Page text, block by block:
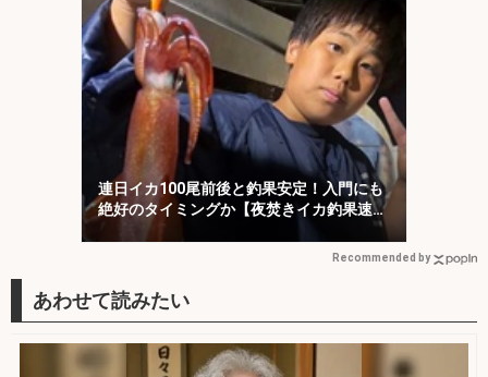
連日イカ100尾前後と釣果安定！入門にも
絶好のタイミングか【夜焚きイカ釣果速報
20選・福岡】
Recommended by